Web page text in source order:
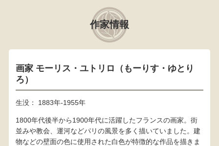
作家情報
画家 モーリス・ユトリロ（もーりす・ゆとり
ろ）
生没： 1883年-1955年
1800年代後半から1900年代に活躍したフランスの画家。街
並みや教会、運河などパリの風景を多く描いていました。建
物などの壁面の色に使用された白色が特徴的な作品を描きま